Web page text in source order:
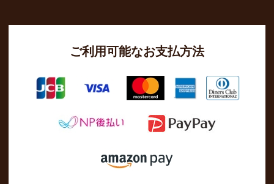
ご利用可能なお支払方法